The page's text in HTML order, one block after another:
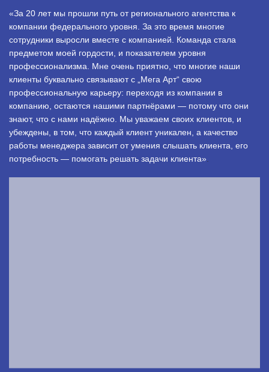
«За 20 лет мы прошли путь от регионального агентства к
компании федерального уровня. За это время многие
сотрудники выросли вместе с компанией. Команда стала
предметом моей гордости, и показателем уровня
профессионализма. Мне очень приятно, что многие наши
клиенты буквально связывают с „Мега Арт“ свою
профессиональную карьеру: переходя из компании в
компанию, остаются нашими партнёрами — потому что они
знают, что с нами надёжно. Мы уважаем своих клиентов, и
убеждены, в том, что каждый клиент уникален, а качество
работы менеджера зависит от умения слышать клиента, его
потребность — помогать решать задачи клиента»